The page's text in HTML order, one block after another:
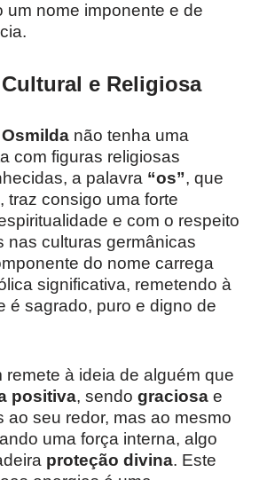
um nome imponente e de
e Religiosa
Osmilda não tenha uma
com figuras religiosas
a palavra “os”, que
, traz consigo uma forte
e com o respeito
nas culturas germânicas
do nome carrega
significativa, remetendo à
é sagrado, puro e digno de
remete à ideia de alguém que
positiva, sendo graciosa e
ao seu redor, mas ao mesmo
uma força interna, algo
proteção divina. Este